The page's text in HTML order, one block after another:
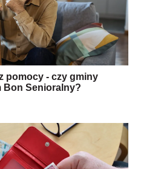
pomocy - czy gminy
Bon Senioralny?